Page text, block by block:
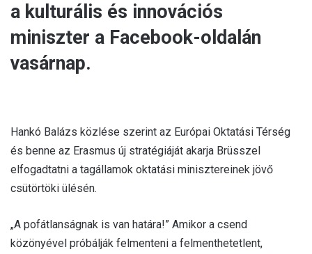
a kulturális és innovációs
miniszter a Facebook-oldalán
vasárnap.
Hankó Balázs közlése szerint az Európai Oktatási Térség
és benne az Erasmus új stratégiáját akarja Brüsszel
elfogadtatni a tagállamok oktatási minisztereinek jövő
csütörtöki ülésén.
„A pofátlanságnak is van határa!” Amikor a csend
közönyével próbálják felmenteni a felmenthetetlent,